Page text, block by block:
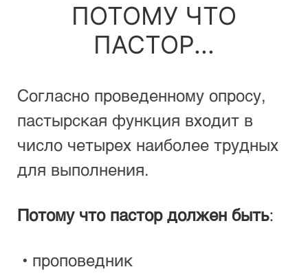
ПОТОМУ ЧТО
ПАСТОР...
Согласно проведенному опросу,
пастырская функция входит в
число четырех наиболее трудных
для выполнения.
Потому что пастор должен быть:
• проповедник